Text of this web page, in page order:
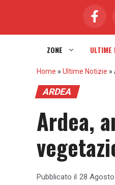
ZONE ULTIME
Home » Ultime Notizie »
ARDEA
Ardea,
Pubblicato il 28